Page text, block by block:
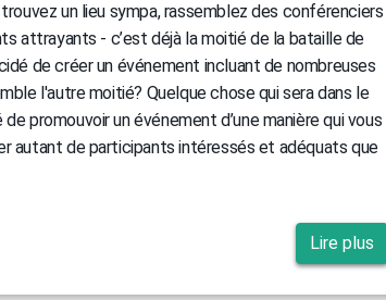
un lieu sympa, rassemblez des conférenciers
attrayants - c’est déjà la moitié de la bataille de
de créer un événement incluant de nombreuses
l'autre moitié? Quelque chose qui sera dans le
promouvoir un événement d’une manière qui vous
autant de participants intéressés et adéquats que
Lire plus